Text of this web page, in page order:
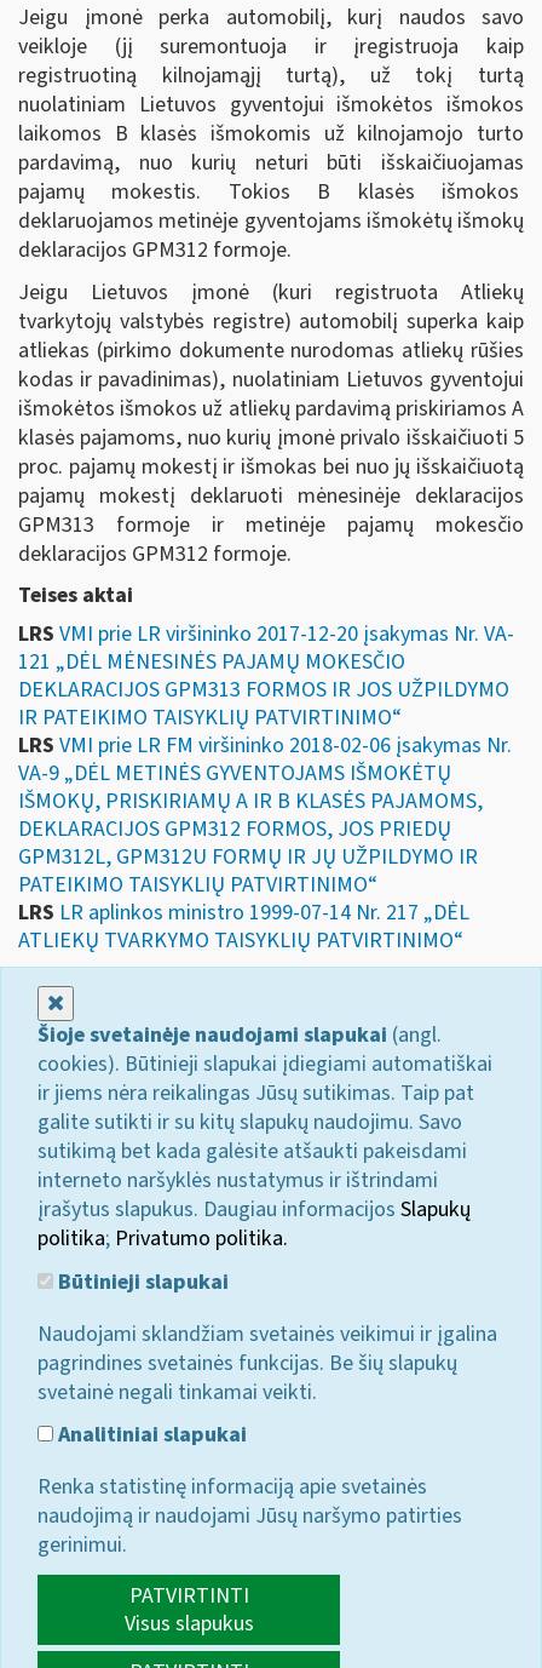
Jeigu įmonė perka automobilį, kurį naudos savo
veikloje (jį suremontuoja ir įregistruoja kaip
registruotiną kilnojamąjį turtą), už tokį turtą
nuolatiniam Lietuvos gyventojui išmokėtos išmokos
laikomos B klasės išmokomis už kilnojamojo turto
pardavimą, nuo kurių neturi būti išskaičiuojamas
pajamų mokestis. Tokios B klasės išmokos
deklaruojamos metinėje gyventojams išmokėtų išmokų
deklaracijos GPM312 formoje.
Jeigu Lietuvos įmonė (kuri registruota Atliekų
tvarkytojų valstybės registre) automobilį superka kaip
atliekas (pirkimo dokumente nurodomas atliekų rūšies
kodas ir pavadinimas), nuolatiniam Lietuvos gyventojui
išmokėtos išmokos už atliekų pardavimą priskiriamos A
klasės pajamoms, nuo kurių įmonė privalo išskaičiuoti 5
proc. pajamų mokestį ir išmokas bei nuo jų išskaičiuotą
pajamų mokestį deklaruoti mėnesinėje deklaracijos
GPM313 formoje ir metinėje pajamų mokesčio
deklaracijos GPM312 formoje.
Teises aktai
LRS VMI prie LR viršininko 2017-12-20 įsakymas Nr. VA-
121 „DĖL MĖNESINĖS PAJAMŲ MOKESČIO
DEKLARACIJOS GPM313 FORMOS IR JOS UŽPILDYMO
IR PATEIKIMO TAISYKLIŲ PATVIRTINIMO“
LRS VMI prie LR FM viršininko 2018-02-06 įsakymas Nr.
VA-9 „DĖL METINĖS GYVENTOJAMS IŠMOKĖTŲ
IŠMOKŲ, PRISKIRIAMŲ A IR B KLASĖS PAJAMOMS,
DEKLARACIJOS GPM312 FORMOS, JOS PRIEDŲ
GPM312L, GPM312U FORMŲ IR JŲ UŽPILDYMO IR
PATEIKIMO TAISYKLIŲ PATVIRTINIMO“
LRS LR aplinkos ministro 1999-07-14 Nr. 217 „DĖL
ATLIEKŲ TVARKYMO TAISYKLIŲ PATVIRTINIMO“
Šioje svetainėje naudojami slapukai (angl.
cookies). Būtinieji slapukai įdiegiami automatiškai
ir jiems nėra reikalingas Jūsų sutikimas. Taip pat
galite sutikti ir su kitų slapukų naudojimu. Savo
sutikimą bet kada galėsite atšaukti pakeisdami
interneto naršyklės nustatymus ir ištrindami
įrašytus slapukus. Daugiau informacijos Slapukų
politika; Privatumo politika.
Būtinieji slapukai
Naudojami sklandžiam svetainės veikimui ir įgalina
pagrindines svetainės funkcijas. Be šių slapukų
svetainė negali tinkamai veikti.
Analitiniai slapukai
Renka statistinę informaciją apie svetainės
naudojimą ir naudojami Jūsų naršymo patirties
gerinimui.
PATVIRTINTI
Visus slapukus